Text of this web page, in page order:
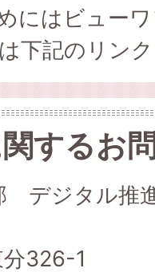
にはビュー
下記のリン
するお
デジタル推
326-1